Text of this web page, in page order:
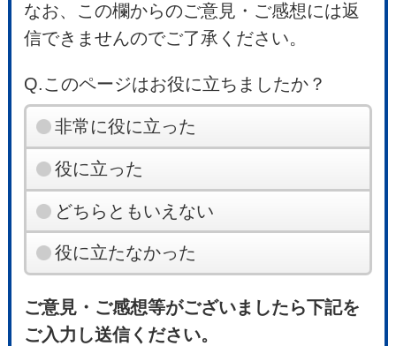
なお、この欄からのご意見・ご感想には返
信できませんのでご了承ください。
Q.このページはお役に立ちましたか？
非常に役に立った
役に立った
どちらともいえない
役に立たなかった
ご意見・ご感想等がございましたら下記を
ご入力し送信ください。